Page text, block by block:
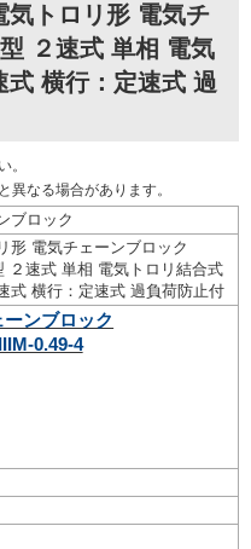
気トロリ形 電気チ
２速式 単相 電気
式 横行：定速式 過
。
なる場合があります。
ブロック
形 電気チェーンブロック
２速式 単相 電気トロリ結合式
式 横行：定速式 過負荷防止付
ンブロック
0.49-4